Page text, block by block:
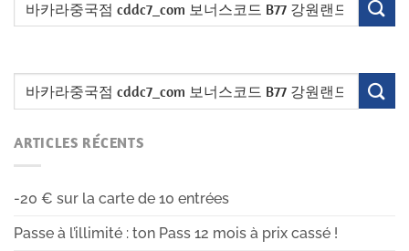
ARTICLES RÉCENTS
-20 € sur la carte de 10 entrées
Passe à l’illimité : ton Pass 12 mois à prix cassé !